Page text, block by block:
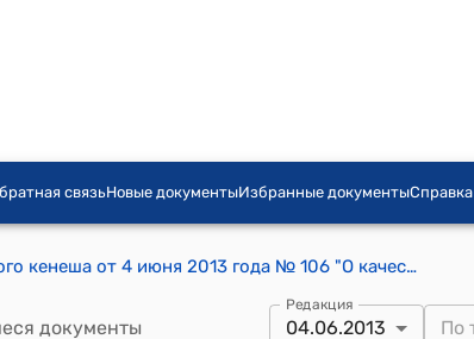
связьНовые документыИзбранные документыСправка
Постановление Ошского городского кенеша от 4 июня 2013 года № 106 "О качестве социальных услуг, оказываемых одиноким пожилым людям и гражданам с ограниченными возможностями здоровья, состоящих на учете в городском управлении социального развития"
документы
Редакция
04.06.2013